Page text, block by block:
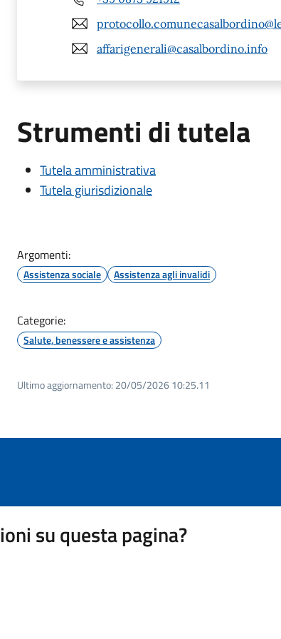
affarigenerali@casalbordino.info
Strumenti di tutela
Tutela amministrativa
Tutela giurisdizionale
Argomenti:
Assistenza sociale Assistenza agli invalidi
Categorie:
Salute, benessere e assistenza
Ultimo aggiornamento: 20/05/2026 10:25.11
su questa pagina?